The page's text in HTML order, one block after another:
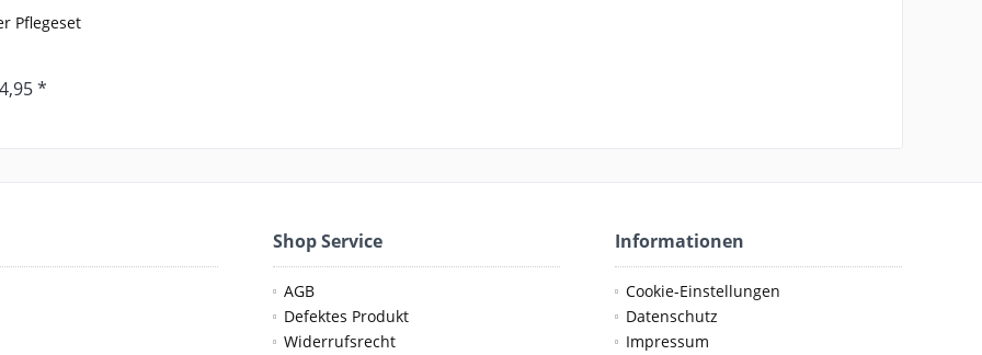
Pflegeset
*
Shop Service
AGB
Defektes Produkt
Widerrufsrecht
Informationen
Cookie-Einstellungen
Datenschutz
Impressum